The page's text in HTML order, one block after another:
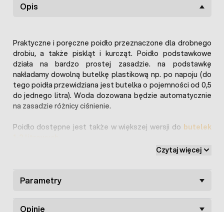
Opis
Praktyczne i poręczne poidło przeznaczone dla drobnego
drobiu, a także piskląt i kurcząt. Poidło podstawkowe
działa na bardzo prostej zasadzie. na podstawkę
nakładamy dowolną butelkę plastikową np. po napoju (do
tego poidła przewidziana jest butelka o pojemności od 0,5
do jednego litra). Woda dozowana będzie automatycznie
na zasadzie różnicy ciśnienie.
Poidło dostępne jest także w większej wersji do butelek
Czytaj więcej
Parametry
Opinie